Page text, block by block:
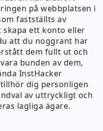
på webbplatsen i
fastställts av
ett konto eller
att du noggrant har
dem fullt ut och
bunden av dem,
InstHacker
dig personligen
av uttryckligt och
lagliga ägare.